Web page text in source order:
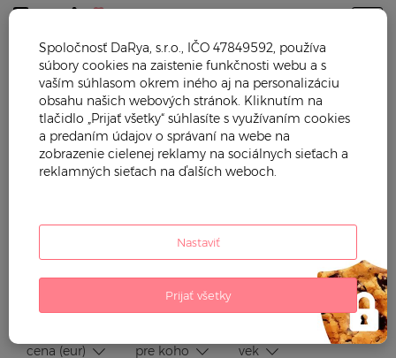
Trendy mama Plienky a prebaľovanie Plienky
PLIENKY
Trendy mama vám ponúka látkové detské plienky, vhodné aj
pre citlivú detskú pokožku. Požiť ich môžete na zabalenie
prebaľovacie podložky, detské zavinovačky, tašky ku kočíkom
aj dojčenské súpravy. Produkty v našej ponuke pochádzajú ...
Zobraziť viac
Filtrovať podľa:
Spoločnosť DaRya, s.r.o., IČO 47849592, používa
súbory cookies na zaistenie funkčnosti webu a s
vaším súhlasom okrem iného aj na personalizáciu
obsahu našich webových stránok. Kliknutím na
tlačidlo „Prijať všetky“ súhlasíte s využívaním cookies
a predaním údajov o správaní na webe na
zobrazenie cielenej reklamy na sociálnych sieťach a
reklamných sieťach na ďalších weboch.
Nastaviť
Prijať všetky